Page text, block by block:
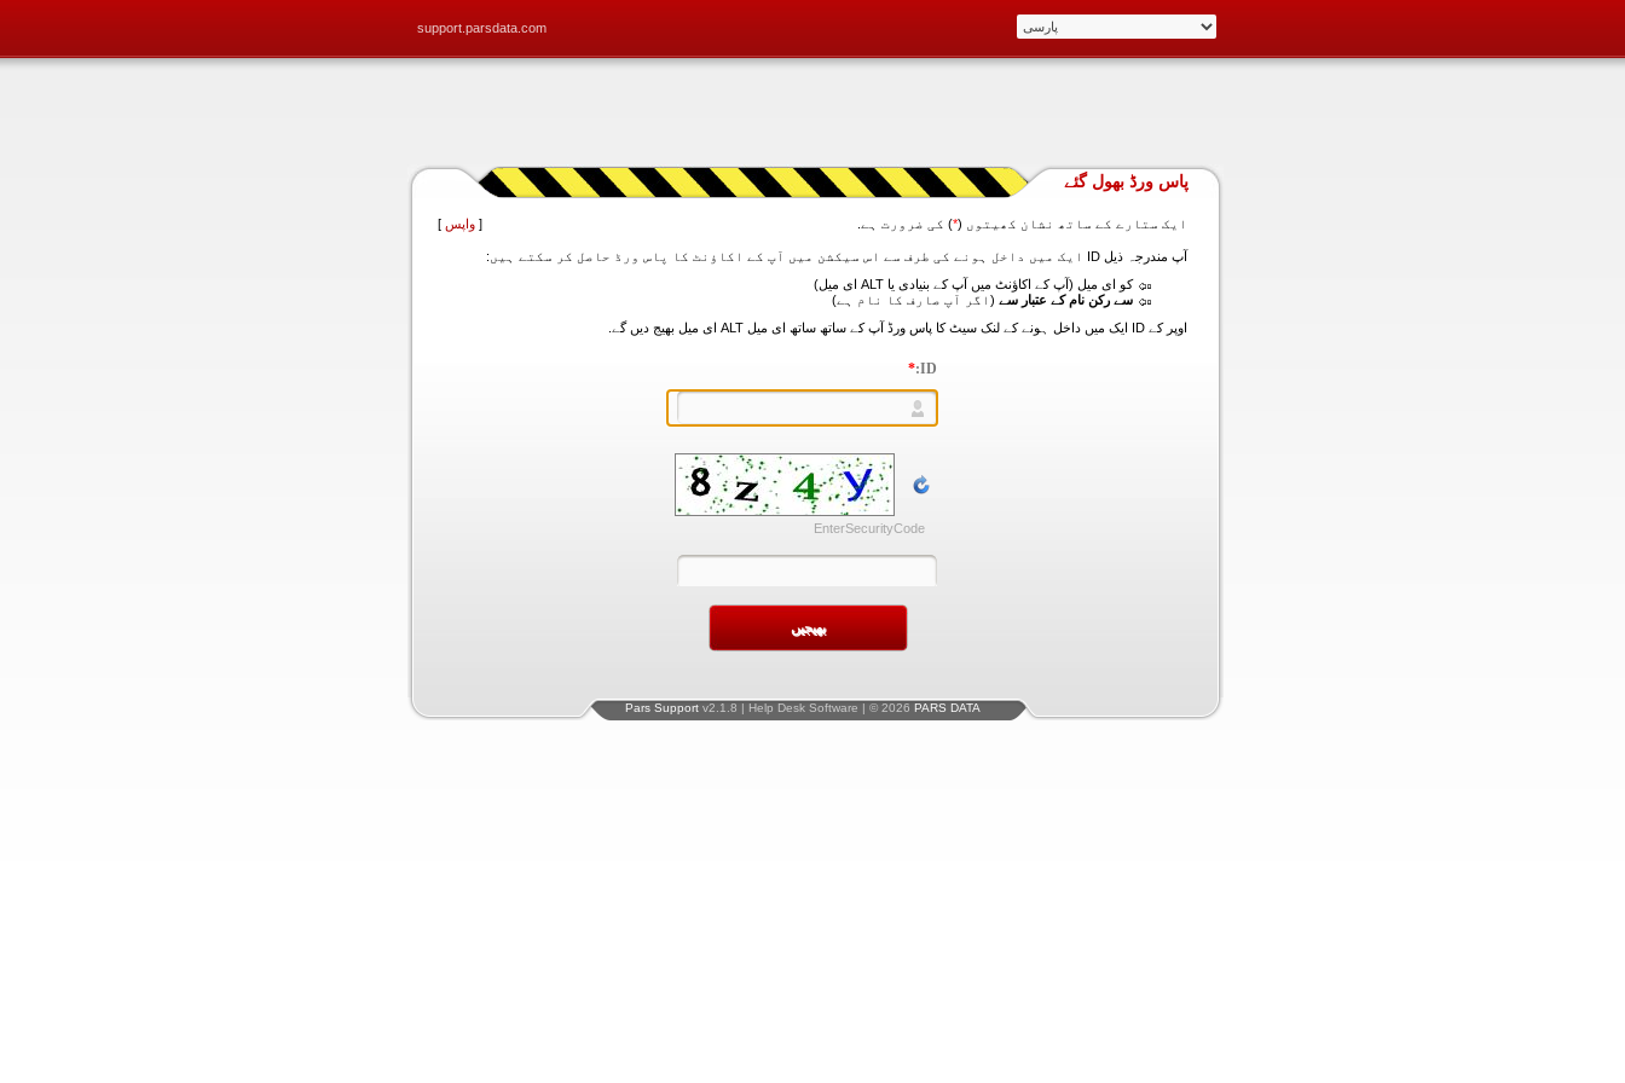
support.parsdata.com
پاس ورڈ بھول گئے
ایک ستارے کے ساتھ نشان کھیتوں (*) کی ضرورت ہے. [ واپس ]
آپ مندرجہ ذیل ID ایک میں داخل ہونے کی طرف سے اس سیکشن میں آپ کے اکاؤنٹ کا پاس ورڈ حاصل کر سکتے ہیں:
کو ای میل (آپ کے اکاؤنٹ میں آپ کے بنیادی یا ALT ای میل)
سے رکن نام کے عتبار سے (اگر آپ صارف کا نام ہے)
اوپر کے ID ایک میں داخل ہونے کے لنک سیٹ کا پاس ورڈ آپ کے ساتھ ساتھ ای میل ALT ای میل بھیج دیں گے.
ID:
*
EnterSecurityCode
Pars Support v2.1.8 | Help Desk Software | © 2026 PARS DATA